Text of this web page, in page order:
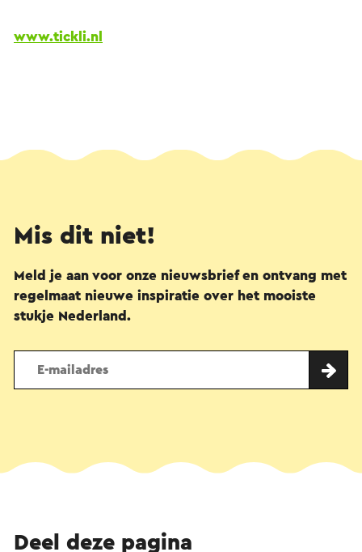
www.tickli.nl
Mis dit niet!
Meld je aan voor onze nieuwsbrief en ontvang met
regelmaat nieuwe inspiratie over het mooiste
stukje Nederland.
Deel deze pagina